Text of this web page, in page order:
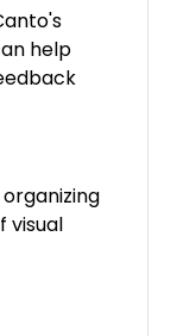
help
visual